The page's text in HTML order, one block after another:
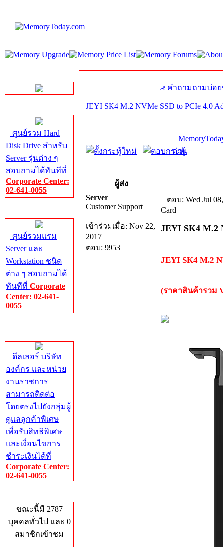
ศูนย์รวม Hard
Disk Drive สำหรับ
Server รุ่นต่าง ๆ
สอบถามได้ทันทีที่
Corporate Center:
02-641-0055
ศูนย์รวมแรม
Server และ
Workstation ชนิด
ต่าง ๆ สอบถามได้
ทันทีที่ Corporate
Center: 02-641-
0055
ดีลเลอร์ บริษัท
องค์กร และหน่วย
งานราชการ
สามารถติดต่อ
โดยตรงไปยังกลุ่มผู้
ดูแลลูกค้าพิเศษ
เพื่อรับสิทธิพิเศษ
และเงื่อนไขการ
ชำระเงินได้ที่
Corporate Center:
02-641-0055
ขณะนี้มี 2787
บุคคลทั่วไป และ 0
สมาชิกเข้าชม
คำถามถามบ่อ
JEYI SK4 M.2 NVMe SSD to PCIe 4.0
ด่วน
ผู้ส่ง
Server
Customer Support
เข้าร่วมเมื่อ: Nov 22,
2017
ตอบ: 9953
ตอบ: Wed Jul
Card
JEYI SK4 M.2
JEYI SK4 M.2
(ราคาสินค้ารวม